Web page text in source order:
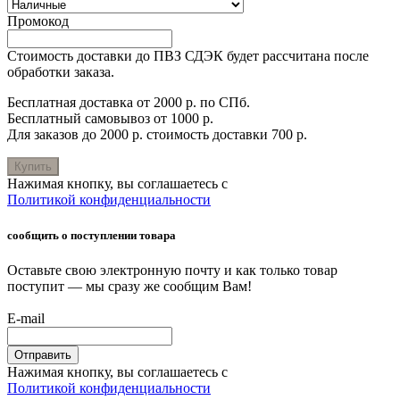
Промокод
Стоимость доставки до ПВЗ СДЭК будет рассчитана после
обработки заказа.
Бесплатная доставка от 2000 р. по СПб.
Бесплатный самовывоз от 1000 р.
Для заказов до 2000 р. стоимость доставки 700 р.
Купить
Нажимая кнопку, вы соглашаетесь с
Политикой конфиденциальности
сообщить о поступлении товара
Оставьте свою электронную почту и как только товар
поступит — мы сразу же сообщим Вам!
E-mail
Отправить
Нажимая кнопку, вы соглашаетесь с
Политикой конфиденциальности